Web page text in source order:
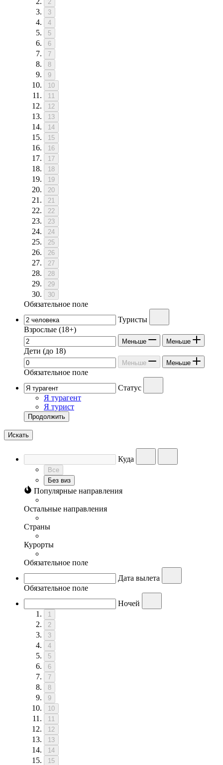
2
3
4
5
6
7
8
9
10
11
12
13
14
15
16
17
18
19
20
21
22
23
24
25
26
27
28
29
30
Обязательное поле
Туристы
Взрослые (18+)
Меньше Меньше
Дети (до 18)
Меньше Меньше
Обязательное поле
Статус
Я турагент
Я турист
Продолжить
Искать
Куда
Все
Без виз
Популярные направления
Остальные направления
Страны
Курорты
Обязательное поле
Дата вылета
Обязательное поле
Ночей
1
2
3
4
5
6
7
8
9
10
11
12
13
14
15